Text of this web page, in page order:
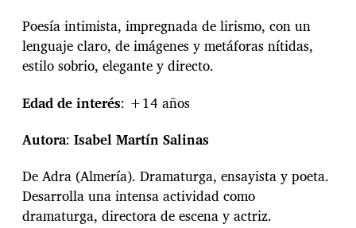
Poesía intimista, impregnada de lirismo, con un
lenguaje claro, de imágenes y metáforas nítidas,
estilo sobrio, elegante y directo.
Edad de interés: +14 años
Autora: Isabel Martín Salinas
De Adra (Almería). Dramaturga, ensayista y poeta.
Desarrolla una intensa actividad como
dramaturga, directora de escena y actriz.